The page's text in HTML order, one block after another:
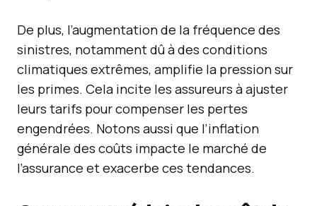
De plus, l’augmentation de la fréquence des
sinistres, notamment dû à des conditions
climatiques extrêmes, amplifie la pression sur
les primes. Cela incite les assureurs à ajuster
leurs tarifs pour compenser les pertes
engendrées. Notons aussi que l’inflation
générale des coûts impacte le marché de
l’assurance et exacerbe ces tendances.